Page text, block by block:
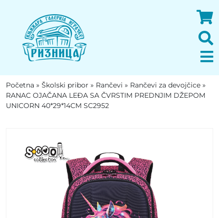
Početna » Školski pribor » Rančevi » Rančevi za devojčice »
RANAC OJAČANA LEĐA SA ČVRSTIM PREDNJIM DŽEPOM
UNICORN 40*29*14CM SC2952